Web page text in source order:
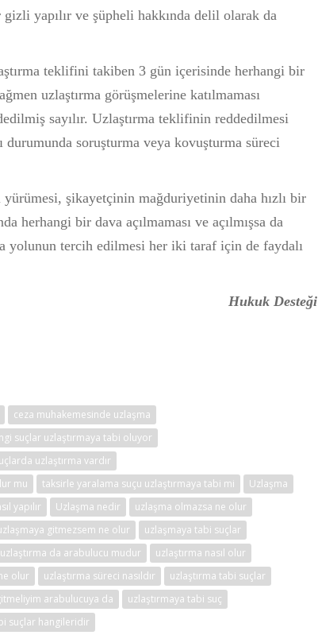
yapılır ve şüpheli hakkında delil olarak da
teklifini takiben 3 gün içerisinde herhangi bir
uzlaştırma görüşmelerine katılmaması
sayılır. Uzlaştırma teklifinin reddedilmesi
durumunda soruşturma veya kovuşturma süreci
yürümesi, şikayetçinin mağduriyetinin daha hızlı bir
herhangi bir dava açılmaması ve açılmışsa da
yolunun tercih edilmesi her iki taraf için de faydalı
Hukuk Desteği
ceza muhakemesinde uzlaşma
suçlar uzlaştırmaya tabi oluyor
uzlaştırma vardır
mu
taksirle yaralama suçu uzlaştırmaya tabi mi
Uzlaşma
yapılır Uzlaşma nedir
uzlaşma olmazsa ne olur
gitmezsem ne olur
uzlaşmaya tabi suçlar
uzlaştırma da arabulucu mudur
uzlaştırma nasıl olur
olur uzlaştırma süreci nasıldır
uzlaştırma tabi suçlar
arabulucuya da
uzlaştırmaya tabi suç
suçlar hangileridir